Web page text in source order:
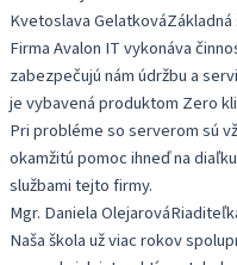
Kvetoslava Gelatková
Firma Avalon IT vykonáva
zabezpečujú nám údržbu a
je vybavená produktom Zero
Pri probléme so serverom sú
okamžitú pomoc ihneď na
službami tejto firmy.
Mgr. Daniela Olejarová
Naša škola už viac rokov